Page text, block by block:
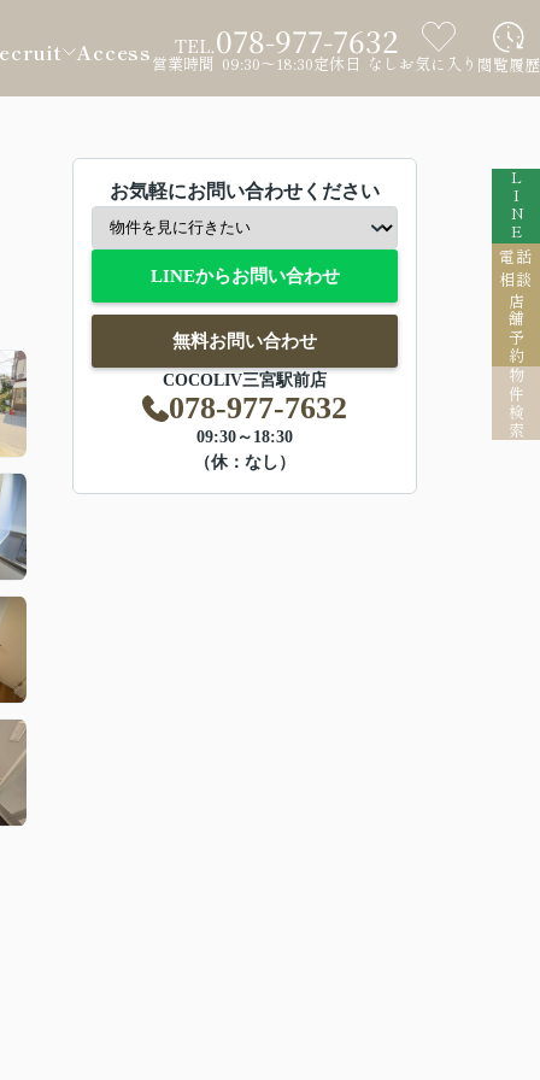
Access TEL.078-977-7632
営業時間 09:30～18:30定休日 なし お気に入り 閲覧履歴
LINE
電話
相談
店舗予約
物件検索
お気軽にお問い合わせください
LINEからお問い合わせ
無料お問い合わせ
COCOLIV三宮駅前店
078-977-7632
09:30～18:30
（休：なし）